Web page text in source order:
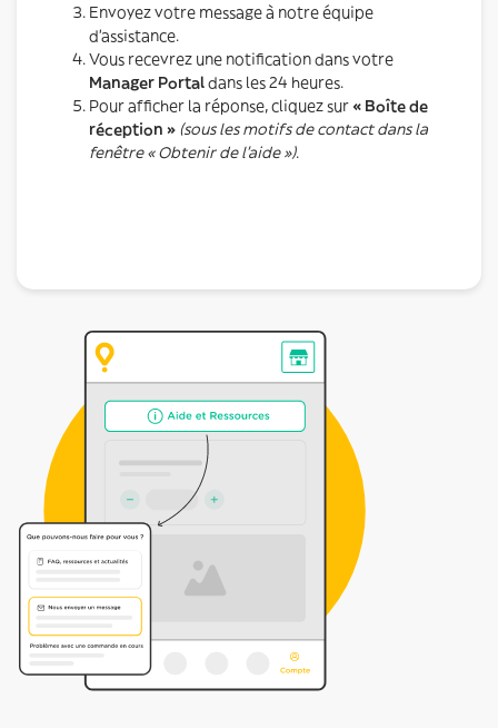
Envoyez votre message à notre équipe
d’assistance.
Vous recevrez une notification dans votre
Manager Portaldans les 24 heures.
Pour afficher la réponse, cliquez sur « Boîte de
réception » (sous les motifs de contact dans la
fenêtre « Obtenir de l’aide »).